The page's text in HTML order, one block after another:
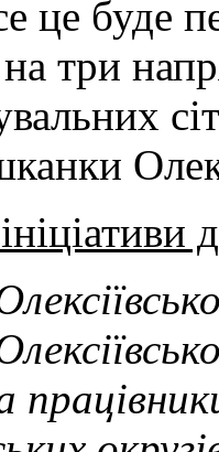
це буде
три